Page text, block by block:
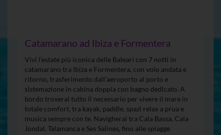
Catamarano ad Ibiza e Formentera
Vivi l’estate più iconica delle Baleari con 7 notti in
catamarano tra Ibiza e Formentera, con volo andata e
ritorno, trasferimento dall’aeroporto al porto e
sistemazione in cabina doppia con bagno dedicato. A
bordo troverai tutto il necessario per vivere il mare in
totale comfort, tra kayak, paddle, spazi relax a prua e
musica sempre con te. Navigherai tra Cala Bassa, Cala
Jondal, Talamanca e Ses Salines, fino alle spiagge